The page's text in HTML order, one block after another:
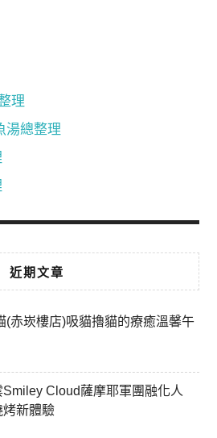
理
湯總整理
近期文章
(赤崁樓店)吸貓擼貓的療癒溫馨午
Cloud薩摩耶軍團融化人
烤新體驗